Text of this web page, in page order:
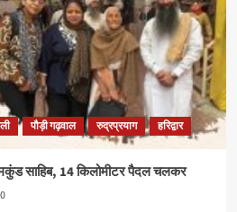
पौड़ी गढ़वाल रुद्रप्रयाग हरिद्वार
साहिब, 14 किलोमीटर पैदल चलकर
0